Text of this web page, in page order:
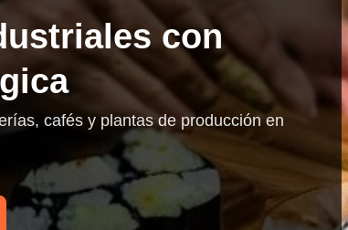
con
cafés y plantas de producción en